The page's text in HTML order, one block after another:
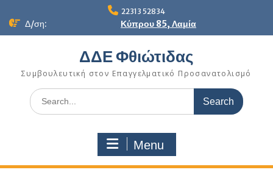
22313 52834
Δ/ση: Κύπρου 85, Λαμία
ΔΔΕ Φθιώτιδας
Συμβουλευτική στον Επαγγελματικό Προσανατολισμό
Search
for:
Menu